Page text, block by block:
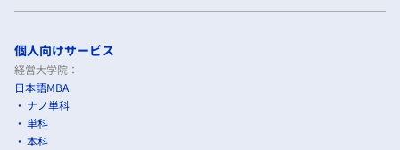
個人向けサービス
経営大学院：
日本語MBA
ナノ単科
単科
本科